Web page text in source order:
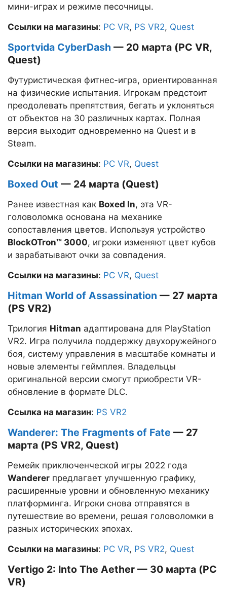
мини-играх и режиме песочницы.
Ссылки на магазины: PC VR, PS VR2, Quest
Sportvida CyberDash — 20 марта (PC VR,
Quest)
Футуристическая фитнес-игра, ориентированная
на физические испытания. Игрокам предстоит
преодолевать препятствия, бегать и уклоняться
от объектов на 30 различных картах. Полная
версия выходит одновременно на Quest и в
Steam.
Ссылки на магазины: PC VR, Quest
Boxed Out — 24 марта (Quest)
Ранее известная как Boxed In, эта VR-
головоломка основана на механике
сопоставления цветов. Используя устройство
BlockOTron™ 3000, игроки изменяют цвет кубов
и зарабатывают очки за совпадения.
Ссылки на магазины: PC VR, Quest
Hitman World of Assassination — 27 марта
(PS VR2)
Трилогия Hitman адаптирована для PlayStation
VR2. Игра получила поддержку двухоружейного
боя, систему управления в масштабе комнаты и
новые элементы геймплея. Владельцы
оригинальной версии смогут приобрести VR-
обновление в формате DLC.
Ссылка на магазин: PS VR2
Wanderer: The Fragments of Fate — 27
марта (PS VR2, Quest)
Ремейк приключенческой игры 2022 года
Wanderer предлагает улучшенную графику,
расширенные уровни и обновленную механику
платформинга. Игроки снова отправятся в
путешествие во времени, решая головоломки в
разных исторических эпохах.
Ссылки на магазины: PC VR, PS VR2, Quest
Vertigo 2: Into The Aether — 30 марта (PC
VR)